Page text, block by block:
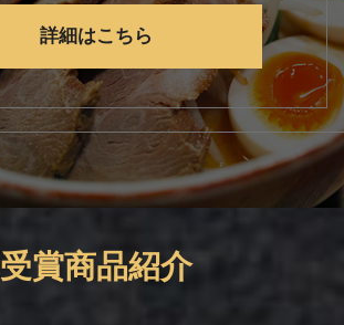
詳細はこちら
受賞商品紹介